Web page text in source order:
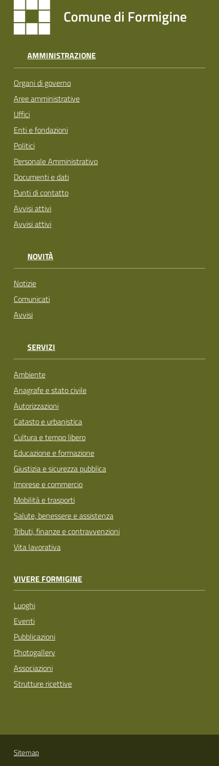
Comune di Formigine
AMMINISTRAZIONE
Organi di governo
Aree amministrative
Uffici
Enti e fondazioni
Politici
Personale Amministrativo
Documenti e dati
Punti di contatto
Avvisi attivi
Avvisi attivi
NOVITÀ
Notizie
Comunicati
Avvisi
SERVIZI
Ambiente
Anagrafe e stato civile
Autorizzazioni
Catasto e urbanistica
Cultura e tempo libero
Educazione e formazione
Giustizia e sicurezza pubblica
Imprese e commercio
Mobilità e trasporti
Salute, benessere e assistenza
Tributi, finanze e contravvenzioni
Vita lavorativa
VIVERE FORMIGINE
Luoghi
Eventi
Pubblicazioni
Photogallery
Associazioni
Strutture ricettive
Sitemap